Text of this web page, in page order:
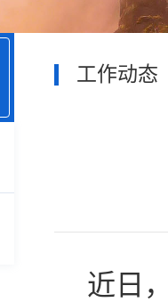
工作动态
近日